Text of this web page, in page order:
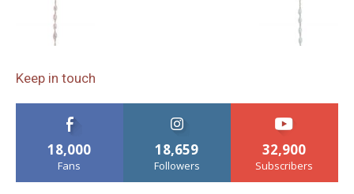
Keep in touch
18,000
Fans
18,659
Followers
32,900
Subscribers